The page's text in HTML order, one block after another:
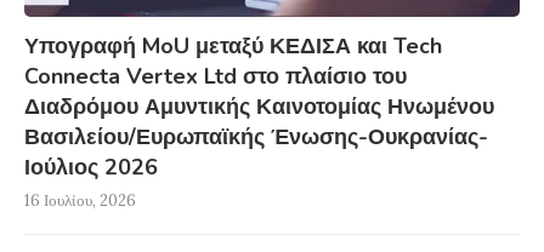
Υπογραφή MoU μεταξύ ΚΕΔΙΣΑ και Tech
Connecta Vertex Ltd στο πλαίσιο του
Διαδρόμου Αμυντικής Καινοτομίας Ηνωμένου
Βασιλείου/Ευρωπαϊκής Ένωσης-Ουκρανίας-
Ιούλιος 2026
16 Ιουλίου, 2026